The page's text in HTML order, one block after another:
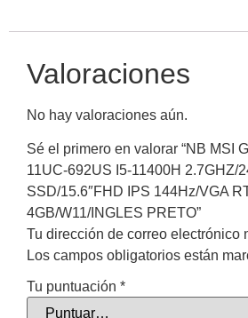
Valoraciones
No hay valoraciones aún.
Sé el primero en valorar “NB MSI
11UC-692US I5-11400H 2.7GHZ/
SSD/15.6″FHD IPS 144Hz/VGA
4GB/W11/INGLES PRETO”
Tu dirección de correo electrónico
Los campos obligatorios están
Tu puntuación *